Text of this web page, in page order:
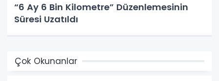
“6 Ay 6 Bin Kilometre” Düzenlemesinin
Süresi Uzatıldı
Çok Okunanlar